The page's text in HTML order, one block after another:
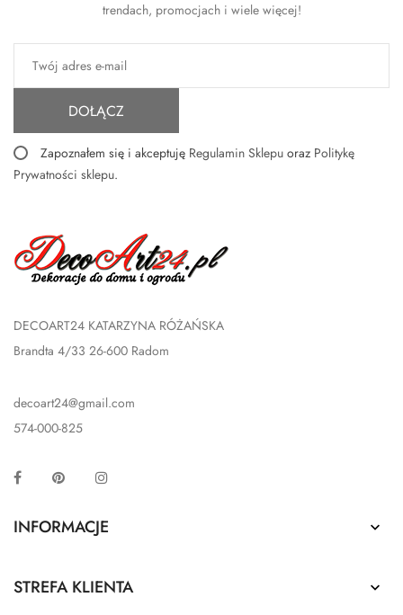
trendach, promocjach i wiele więcej!
DOŁĄCZ
Zapoznałem się i akceptuję Regulamin Sklepu oraz Politykę
Prywatności sklepu.
DECOART24 KATARZYNA RÓŻAŃSKA
Brandta 4/33 26-600 Radom
decoart24@gmail.com
574-000-825
Facebook Pinterest
INFORMACJE 
STREFA KLIENTA 